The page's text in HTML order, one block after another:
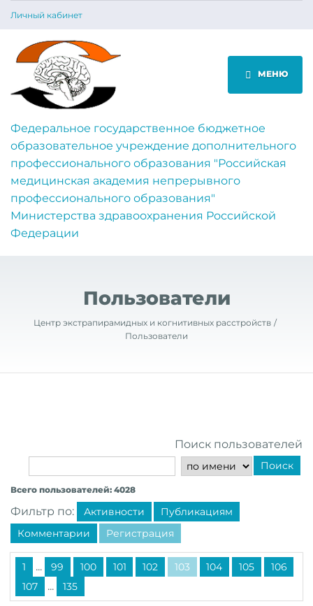
Личный кабинет
МЕНЮ
Федеральное государственное бюджетное
образовательное учреждение дополнительного
профессионального образования "Российская
медицинская академия непрерывного
профессионального образования"
Министерства здравоохранения Российской
Федерации
Пользователи
Центр экстрапирамидных и когнитивных расстройств
Пользователи
Поиск пользователей
Поиск
Всего пользователей: 4028
Фильтр по: Активности
Публикациям
Комментарии
Регистрация
1 ... 99 100 101 102 103 104 105
106
107
... 135